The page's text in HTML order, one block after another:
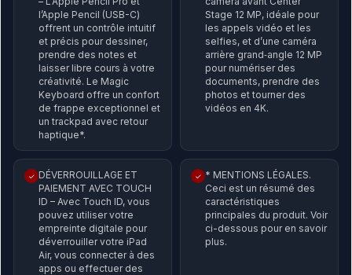
l’Apple Pencil (USB-C)
offrent un contrôle intuitif
et précis pour dessiner,
prendre des notes et
laisser libre cours à votre
créativité. Le Magic
Keyboard offre un confort
de frappe exceptionnel et
un trackpad avec retour
haptique*.
Stage 12 MP, idéale pour
les appels vidéo et les
selfies, et d’une caméra
arrière grand‑angle 12 MP
pour numériser des
documents, prendre des
photos et tourner des
vidéos en 4K.
✓ DÉVERROUILLAGE ET
PAIEMENT AVEC TOUCH
ID – Avec Touch ID, vous
pouvez utiliser votre
empreinte digi­tale pour
déverrouiller votre iPad
Air, vous connecter à des
apps ou effectuer des
✓ * MENTIONS LÉGALES.
Ceci est un résumé des
caractéristiques
principales du produit. Voir
ci-dessous pour en savoir
plus.